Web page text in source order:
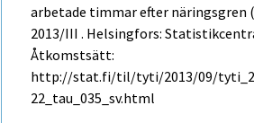
arbetade timmar efter näringsgren
2013/III . Helsingfors:
Åtkomstsätt:
http://stat.fi/til/tyti/2013/09/
22_tau_035_sv.html